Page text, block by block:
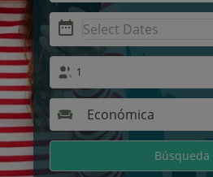
1
Económica
Búsqueda